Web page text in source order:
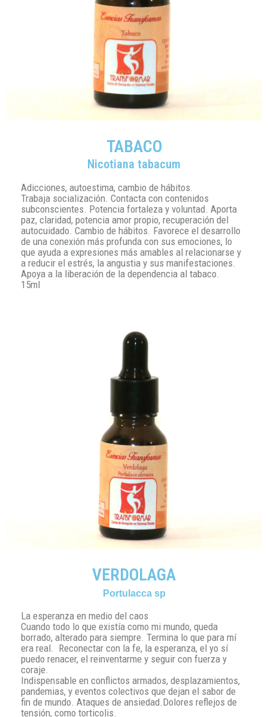
TABACO
Nicotiana tabacum
Adicciones, autoestima, cambio de hábitos.
Trabaja socialización. Contacta con contenidos
subconscientes. Potencia fortaleza y voluntad. Aporta
paz, claridad, potencia amor propio, recuperación del
autocuidado. Cambio de hábitos. Favorece el desarrollo
de una conexión más profunda con sus emociones, lo
que ayuda a expresiones más amables al relacionarse y
a reducir el estrés, la angustia y sus manifestaciones.
Apoya a la liberación de la dependencia al tabaco.
15ml
VERDOLAGA
Portulacca sp
La esperanza en medio del caos
Cuando todo lo que existía como mi mundo, queda
borrado, alterado para siempre. Termina lo que para mí
era real. Reconectar con la fe, la esperanza, el yo sí
puedo renacer, el reinventarme y seguir con fuerza y
coraje.
Indispensable en conflictos armados, desplazamientos,
pandemias, y eventos colectivos que dejan el sabor de
fin de mundo. Ataques de ansiedad.Dolores reflejos de
tensión, como torticolis.